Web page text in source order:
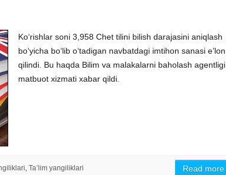
Ko‘rishlar soni 3,958 Chet tilini bilish darajasini aniqlash
bo‘yicha bo‘lib o‘tadigan navbatdagi imtihon sanasi e’lon
qilindi. Bu haqda Bilim va malakalarni baholash agentligi
matbuot xizmati xabar qildi.
, Ta’lim yangiliklari Read more